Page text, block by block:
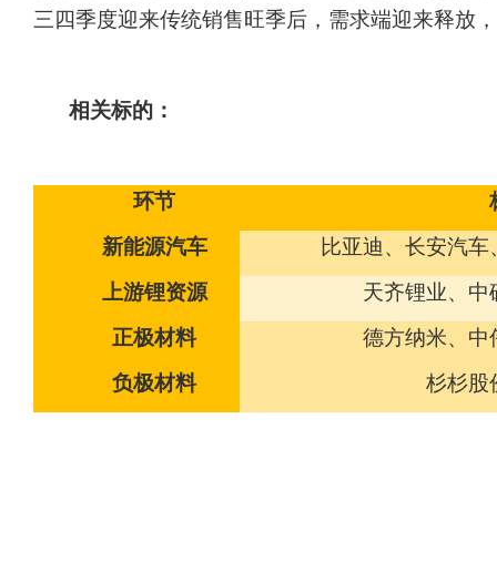
三四季度迎来传统销售旺季后，需求端迎来释放
相关标的：
环节
新能源汽车
比亚迪、长安汽
上游锂资源
天齐锂业、中
正极材料
德方纳米、中
负极材料
杉杉股